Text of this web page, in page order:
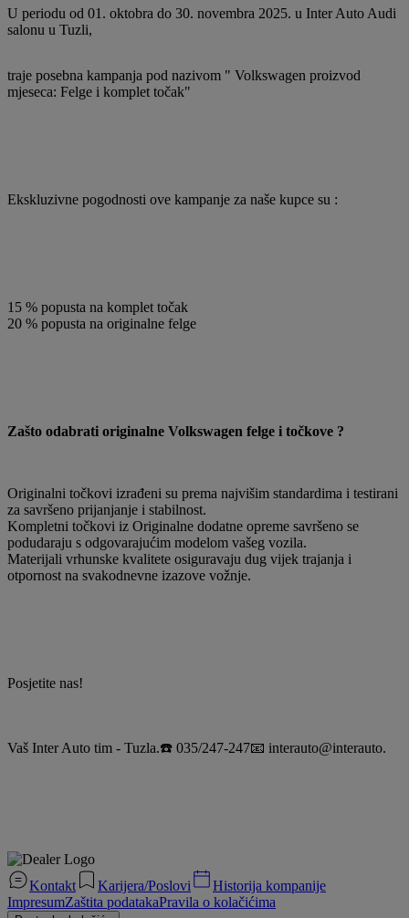
U periodu od 01. oktobra do 30. novembra 2025. u Inter Auto Audi
salonu u Tuzli,
traje posebna kampanja pod nazivom " Volkswagen proizvod
mjeseca: Felge i komplet točak"
Ekskluzivne pogodnosti ove kampanje za naše kupce su :
15 % popusta na komplet točak
20 % popusta na originalne felge
Zašto odabrati originalne Volkswagen felge i točkove ?
Originalni točkovi izrađeni su prema najvišim standardima i testirani
za savršeno prijanjanje i stabilnost.
Kompletni točkovi iz Originalne dodatne opreme savršeno se
podudaraju s odgovarajućim modelom vašeg vozila.
Materijali vrhunske kvalitete osiguravaju dug vijek trajanja i
otpornost na svakodnevne izazove vožnje.
Posjetite nas!
Vaš Inter Auto tim - Tuzla.☎️ 035/247-247📧 interauto@interauto.
Kontakt Karijera/Poslovi
Historija kompanije
ImpresumZaštita podatakaPravila o kolačićima